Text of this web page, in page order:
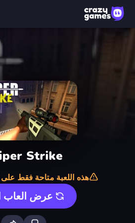
Strike
هذه اللعبة متاحة فقط على
عرض العاب